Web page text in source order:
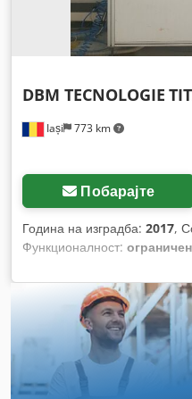
Iași 773 km
DBM TECNOLOGIE
Побарајте
Година на изградба: 2017,
Функционалност: